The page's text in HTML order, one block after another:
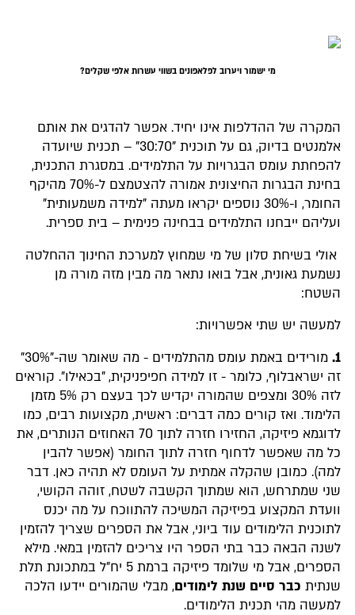
מי ישמור ויערוב לפלאפונים בשווי עשרות אלפי שקלים?
המקרה של ההדלפות אינו יחיד. אפשר להדגים את אותם
אלמנטים בדיוק, גם על תוכנית "30:70" – תכנית שיועדה
להפחתת עומס הבגרויות על התלמידים. במסגרת התכנית,
בחינת הבגרות החיצונית אמורה להצטמצם ל-70% מהיקף
החומר, ו-30% נוספים יקראו מעתה "למידה משמעותית"
ועליהם ייבחנו התלמידים בבחינה פנימית – בית ספרית.
אולי בשיחת סלון של מי שמחוץ למערכת החינוך ההחלטה
נשמעת גאונית, אבל בואו נתאר מה מבין מזה מורה מן
השטח:
למעשה יש שתי אפשרויות:
1.
מורידים באמת עומס מהתלמידים - מה שאומר שה-"30%"
זה ישראבלוף, כלומר - זו למידה חפיפניקית, "בכאילו". קוראים
לזה 30% ומצפים שהמורה יקדיש לכך בעצם רק 5% מזמן
הלימוד. ואז קורים כמה דברים: ראשית, מקצועות רבים, כמו
לדוגמא פיזיקה, החזירו חזרה לתוך 70 האחוזים הנותרים, את
כל מה שאפשר לדחוף חזרה לתוך החומר (אפשר להבין
למה). כמובן שהקלה אמתית על העומס לא תהיה כאן. דבר
שני שמתרחש, הוא שמתוך הקשבה לשטח, זוהה הקושי,
וועדת המקצוע בפיזיקה המשיכה להתווכח על מה יכנס
לתוכנית הלימודים עוד ביוני, אבל את הספרים שצריך להזמין
לשנה הבאה כבר בתי הספר היו צריכים להזמין במאי. מילא
הספרים, אבל מי שלומד פיזיקה ברמת 5 יח"ל במתכונת תלת
שנתית כבר סיים שנת לימודים, מבלי שהמורים יידעו הלכה
למעשה מהי תכנית הלימודים.